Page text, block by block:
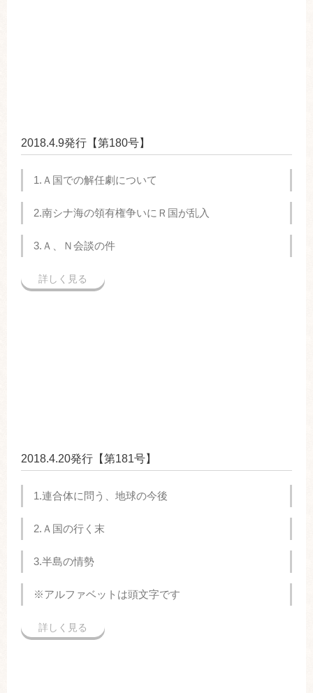
2018.4.9発行【第180号】
1.Ａ国での解任劇について
2.南シナ海の領有権争いにＲ国が乱入
3.Ａ、Ｎ会談の件
詳しく見る
2018.4.20発行【第181号】
1.連合体に問う、地球の今後
2.Ａ国の行く末
3.半島の情勢
※アルファベットは頭文字です
詳しく見る